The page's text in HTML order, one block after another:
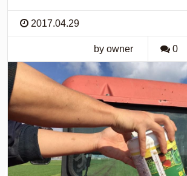
2017.04.29
by owner 0